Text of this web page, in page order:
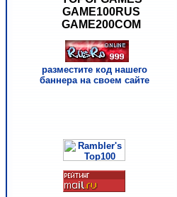
GAME100RUS
GAME200COM
разместите код нашего
баннера на своем сайте